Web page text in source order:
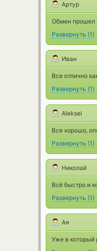
Артур
Обмен прошел
Развернуть (1)
Иван
Все отлично
Развернуть (1)
Aleksei
Все хорошо,
Развернуть (1)
Николай
Всё быстро и
Развернуть (1)
Ая
Уже в который